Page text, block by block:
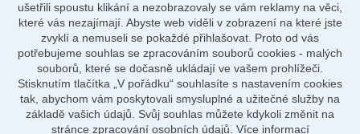
ušetřili spoustu klikání a nezobrazovaly se vám reklamy na věci,
které vás nezajímají. Abyste web viděli v zobrazení na které jste
zvyklí a nemuseli se pokaždé přihlašovat. Proto od vás
potřebujeme souhlas se zpracováním souborů cookies - malých
souborů, které se dočasně ukládají ve vašem prohlížeči.
Stisknutím tlačítka „V pořádku“ souhlasíte s nastavením cookies
tak, abychom vám poskytovali smysluplné a užitečné služby na
základě vašich údajů. Svůj souhlas můžete kdykoli změnit na
stránce zpracování osobních údajů. Více informací